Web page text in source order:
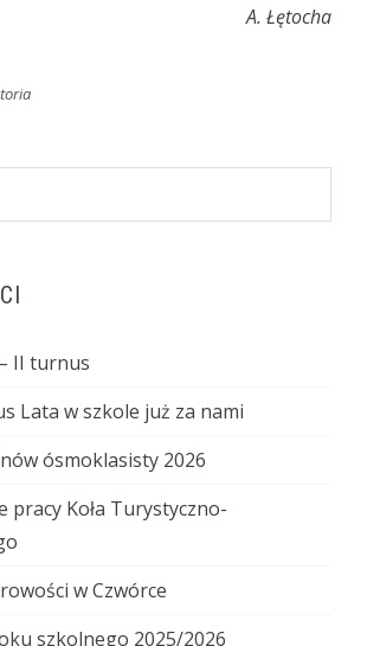
A. Łętocha
II turnus
Lata w szkole już za nami
ósmoklasisty 2026
pracy Koła Turystyczno-
w Czwórce
szkolnego 2025/2026